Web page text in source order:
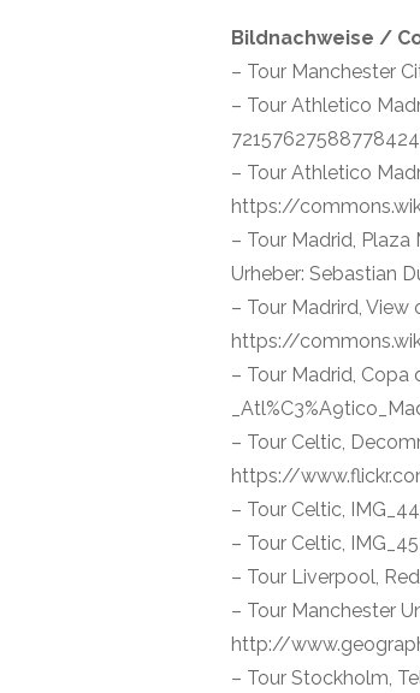
Bildnachweise /
– Tour Manchester
– Tour Athletico
– Tour Athletico
https://
– Tour Madrid,
Urheber: Sebastian
– Tour Madrird, View
https://
– Tour Madrid,
– Tour Celtic,
https://
– Tour Celtic,
– Tour Celtic,
– Tour Liverpool,
– Tour Manchester
http://
– Tour Stockholm,